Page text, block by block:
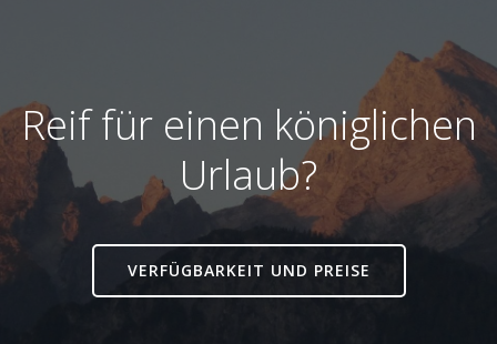
Reif für einen königlichen
Urlaub?
VERFÜGBARKEIT UND PREISE